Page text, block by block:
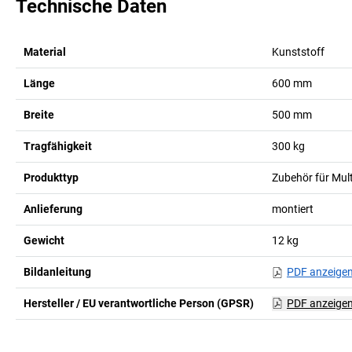
Technische Daten
Material Kunststoff
Länge 600 mm
Breite 500 mm
Tragfähigkeit 300 kg
Produkttyp Zubehör für
Anlieferung montiert
Gewicht 12 kg
Bildanleitung PDF anzeigen
Hersteller / EU verantwortliche Person (GPSR) PDF anzeigen